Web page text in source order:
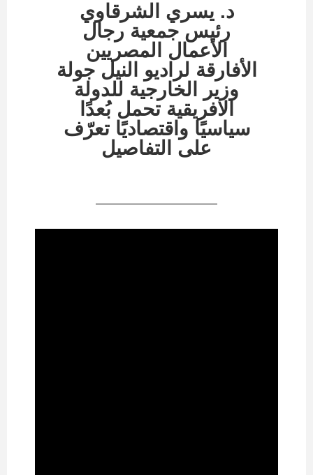
د. يسري الشرقاوي
رئيس جمعية رجال
الأعمال المصريين
الأفارقة لراديو النيل جولة
وزير الخارجية للدولة
الافريقية تحمل بُعدًا
سياسيًا واقتصاديًا تعرّف
على التفاصيل